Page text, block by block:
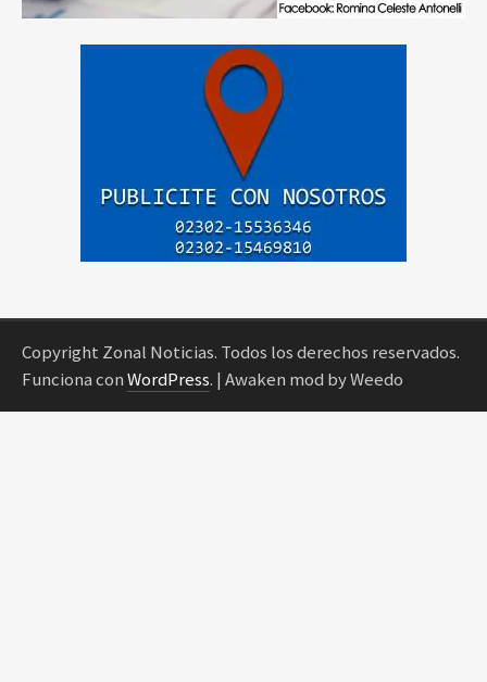
Copyright Zonal Noticias. Todos los derechos reservados.
Funciona conWordPress. | Awaken mod by Weedo